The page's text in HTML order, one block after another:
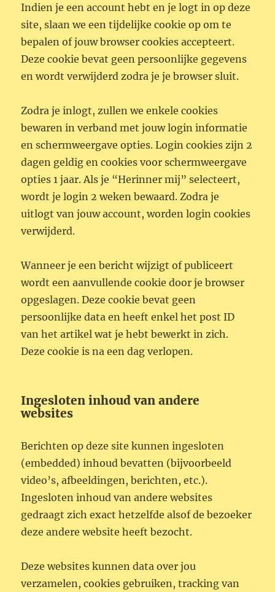
Indien je een account hebt en je logt in op deze
site, slaan we een tijdelijke cookie op om te
bepalen of jouw browser cookies accepteert.
Deze cookie bevat geen persoonlijke gegevens
en wordt verwijderd zodra je je browser sluit.
Zodra je inlogt, zullen we enkele cookies
bewaren in verband met jouw login informatie
en schermweergave opties. Login cookies zijn 2
dagen geldig en cookies voor schermweergave
opties 1 jaar. Als je “Herinner mij” selecteert,
wordt je login 2 weken bewaard. Zodra je
uitlogt van jouw account, worden login cookies
verwijderd.
Wanneer je een bericht wijzigt of publiceert
wordt een aanvullende cookie door je browser
opgeslagen. Deze cookie bevat geen
persoonlijke data en heeft enkel het post ID
van het artikel wat je hebt bewerkt in zich.
Deze cookie is na een dag verlopen.
Ingesloten inhoud van andere
websites
Berichten op deze site kunnen ingesloten
(embedded) inhoud bevatten (bijvoorbeeld
video’s, afbeeldingen, berichten, etc.).
Ingesloten inhoud van andere websites
gedraagt zich exact hetzelfde alsof de bezoeker
deze andere website heeft bezocht.
Deze websites kunnen data over jou
verzamelen, cookies gebruiken, tracking van